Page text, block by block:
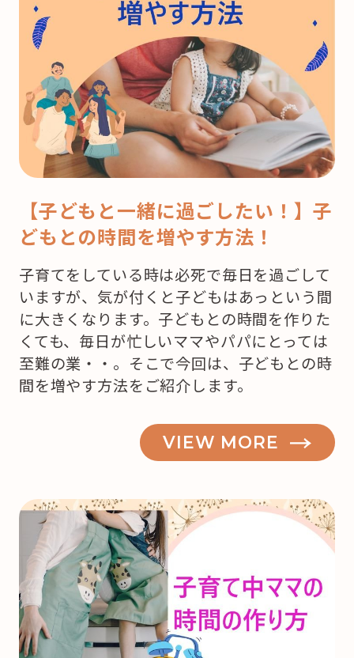
【子どもと一緒に過ごしたい！】子
どもとの時間を増やす方法！
子育てをしている時は必死で毎日を過ごして
いますが、気が付くと子どもはあっという間
に大きくなります。子どもとの時間を作りた
くても、毎日が忙しいママやパパにとっては
至難の業・・。そこで今回は、子どもとの時
間を増やす方法をご紹介します。
VIEW MORE